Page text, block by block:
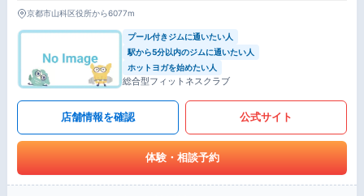
京都市山科区役所から6077m
プール付きジムに通いたい人
駅から5分以内のジムに通いたい人
ホットヨガを始めたい人
総合型フィットネスクラブ
店舗情報を確認 公式サイト
体験・相談予約